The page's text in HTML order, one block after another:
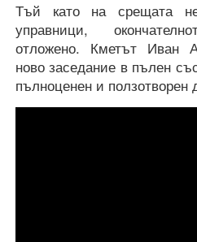
Тъй като на срещата
управници,
отложено. Кметът Иван
ново заседание в пълен
пълноценен и ползотворен